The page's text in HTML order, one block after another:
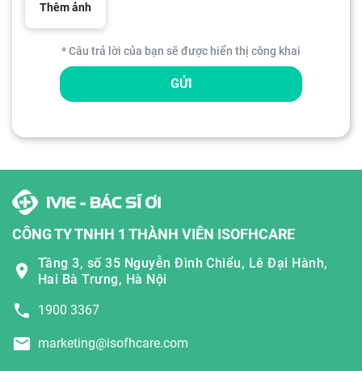
Thêm ảnh
* Câu trả lời của bạn sẽ được hiển thị công khai
GỬI
CÔNG TY TNHH 1 THÀNH VIÊN ISOFHCARE
Tầng 3, số 35 Nguyễn Đình Chiểu, Lê Đại Hành,
Hai Bà Trưng, Hà Nội
1900 3367
marketing@isofhcare.com